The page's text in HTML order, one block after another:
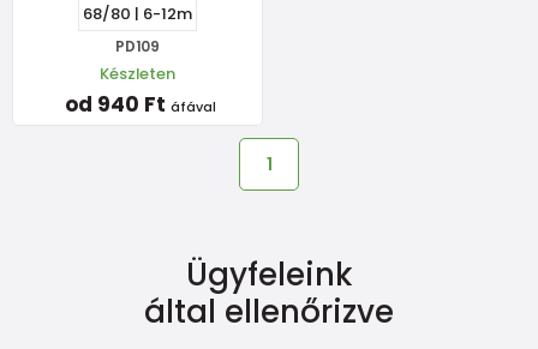
68/80 | 6-12m
PD109
Készleten
od 940 Ft áfával
1
Ügyfeleink
által ellenőrizve